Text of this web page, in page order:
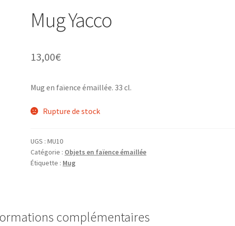
Mug Yacco
13,00€
Mug en faïence émaillée. 33 cl.
Rupture de stock
UGS :MU10
Catégorie : Objets en faïence émaillée
Étiquette : Mug
complémentaires